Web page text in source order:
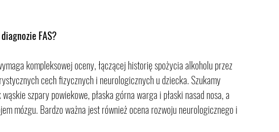
FAS?
kompleksowej oceny, łączącej historię spożycia alkoholu przez
cech fizycznych i neurologicznych u dziecka. Szukamy
szpary powiekowe, płaska górna warga i płaski nasad nosa, a
mózgu. Bardzo ważna jest również ocena rozwoju neurologicznego i